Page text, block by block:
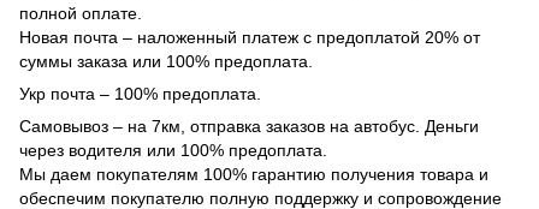
полной оплате.
Новая почта – наложенный платеж с предоплатой 20% от
суммы заказа или 100% предоплата.
Укр почта – 100% предоплата.
Самовывоз – на 7км, отправка заказов на автобус. Деньги
через водителя или 100% предоплата.
Мы даем покупателям 100% гарантию получения товара и
обеспечим покупателю полную поддержку и сопровождение